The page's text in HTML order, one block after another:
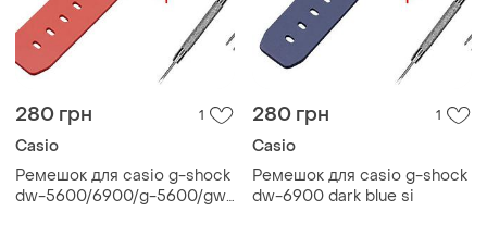
280 грн 1
Casio
Ремешок для casio g-shock
dw-5600/6900/g-5600/gw-
280 грн 1
Casio
Ремешок для casio g-shock
dw-6900 dark blue si